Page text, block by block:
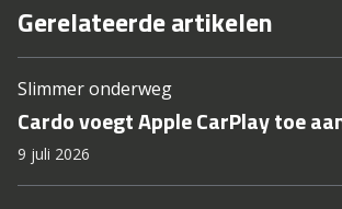
Gerelateerde artikelen
Slimmer onderweg
Cardo voegt Apple CarPlay toe
9 juli 2026